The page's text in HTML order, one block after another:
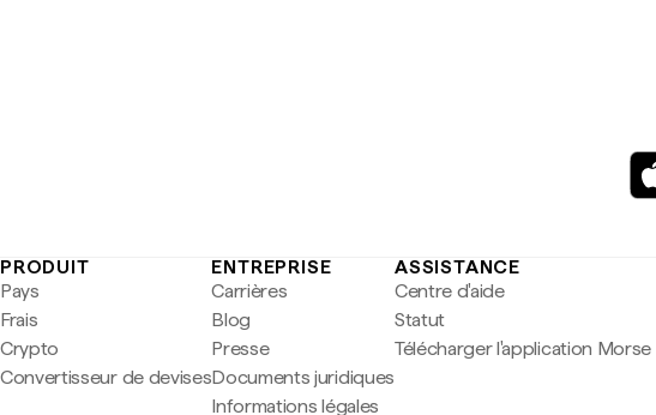
PRODUIT
Pays
Frais
Crypto
Convertisseur de devises
ENTREPRISE
Carrières
Blog
Presse
Documents juridiques
Informations légales
ASSISTANCE
Centre d'aide
Statut
Télécharger l'application Morse